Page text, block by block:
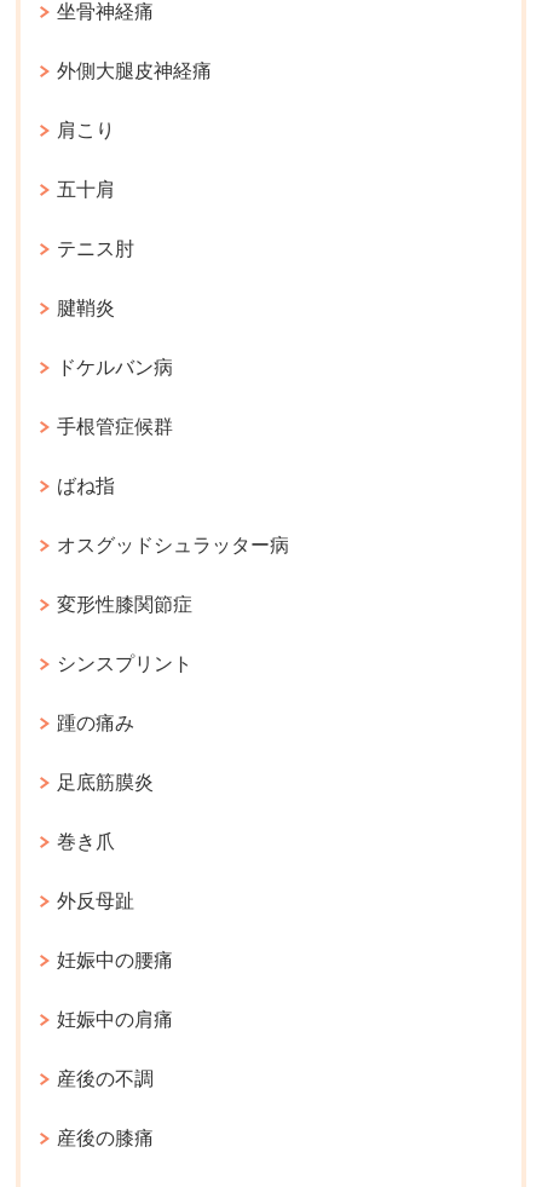
坐骨神経痛
外側大腿皮神経痛
肩こり
五十肩
テニス肘
腱鞘炎
ドケルバン病
手根管症候群
ばね指
オスグッドシュラッター病
変形性膝関節症
シンスプリント
踵の痛み
足底筋膜炎
巻き爪
外反母趾
妊娠中の腰痛
妊娠中の肩痛
産後の不調
産後の膝痛